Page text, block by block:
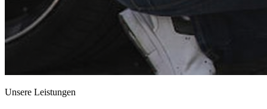
Unsere Leistungen